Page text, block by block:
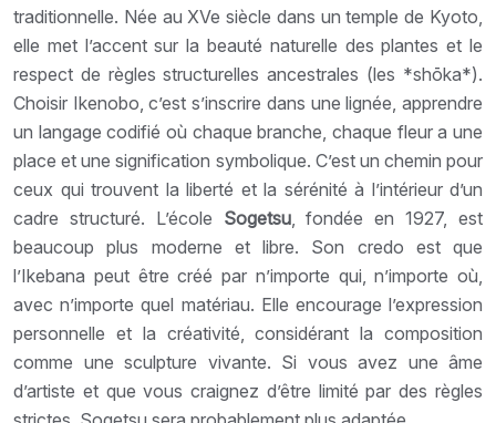
traditionnelle. Née au XVe siècle dans un temple de Kyoto,
elle met l’accent sur la beauté naturelle des plantes et le
respect de règles structurelles ancestrales (les *shōka*).
Choisir Ikenobo, c’est s’inscrire dans une lignée, apprendre
un langage codifié où chaque branche, chaque fleur a une
place et une signification symbolique. C’est un chemin pour
ceux qui trouvent la liberté et la sérénité à l’intérieur d’un
cadre structuré. L’école Sogetsu, fondée en 1927, est
beaucoup plus moderne et libre. Son credo est que
l’Ikebana peut être créé par n’importe qui, n’importe où,
avec n’importe quel matériau. Elle encourage l’expression
personnelle et la créativité, considérant la composition
comme une sculpture vivante. Si vous avez une âme
d’artiste et que vous craignez d’être limité par des règles